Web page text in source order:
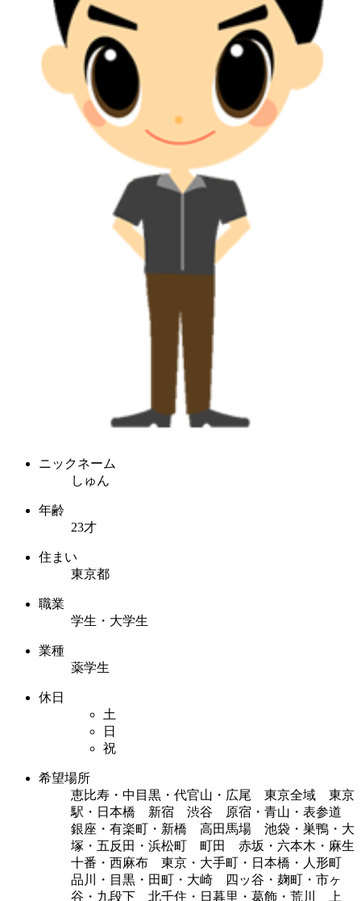
ニックネーム
しゅん
年齢
23才
住まい
東京都
職業
学生・大学生
業種
薬学生
休日
土
日
祝
希望場所
恵比寿・中目黒・代官山・広尾 東京全域 東京
駅・日本橋 新宿 渋谷 原宿・青山・表参道
銀座・有楽町・新橋 高田馬場 池袋・巣鴨・大
塚・五反田・浜松町 町田 赤坂・六本木・麻生
十番・西麻布 東京・大手町・日本橋・人形町
品川・目黒・田町・大崎 四ッ谷・麹町・市ヶ
谷・九段下 北千住・日暮里・葛飾・荒川 上